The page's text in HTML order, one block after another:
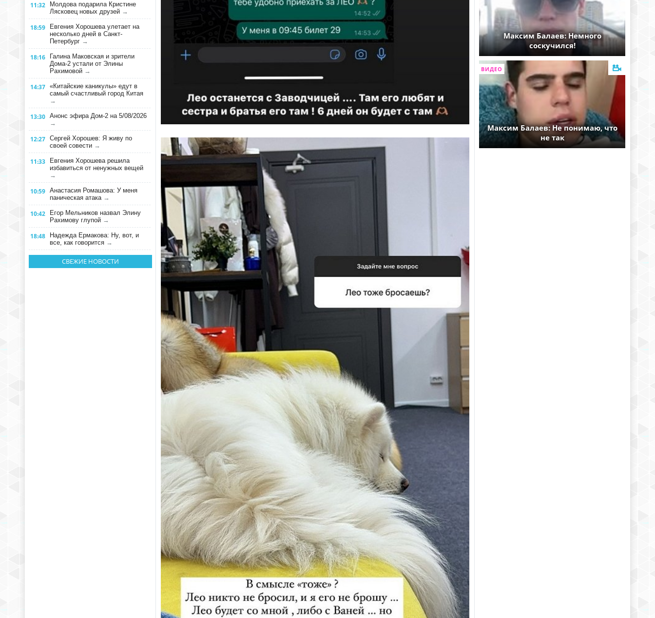
11:32
Молдова подарила Кристине
Лясковец новых друзей →
18:59
Евгения Хорошева улетает на
несколько дней в Санкт-
Петербург →
18:16
Галина Маковская и зрители
Дома-2 устали от Элины
Рахимовой →
14:37 «Китайские каникулы» едут в
самый счастливый город Китая
→
13:30 Анонс эфира Дом-2 на 5/08/2026
→
12:27 Сергей Хорошев: Я живу по
своей совести →
11:33
Евгения Хорошева решила
избавиться от ненужных вещей
→
10:59 Анастасия Ромашова: У меня
паническая атака →
10:42
Егор Мельников назвал Элину
Рахимову глупой →
18:48
Надежда Ермакова: Ну, вот, и
все, как говорится →
СВЕЖИЕ НОВОСТИ
Максим Балаев: Немного
соскучился!
ВИДЕО
Максим Балаев: Не понимаю, что
не так